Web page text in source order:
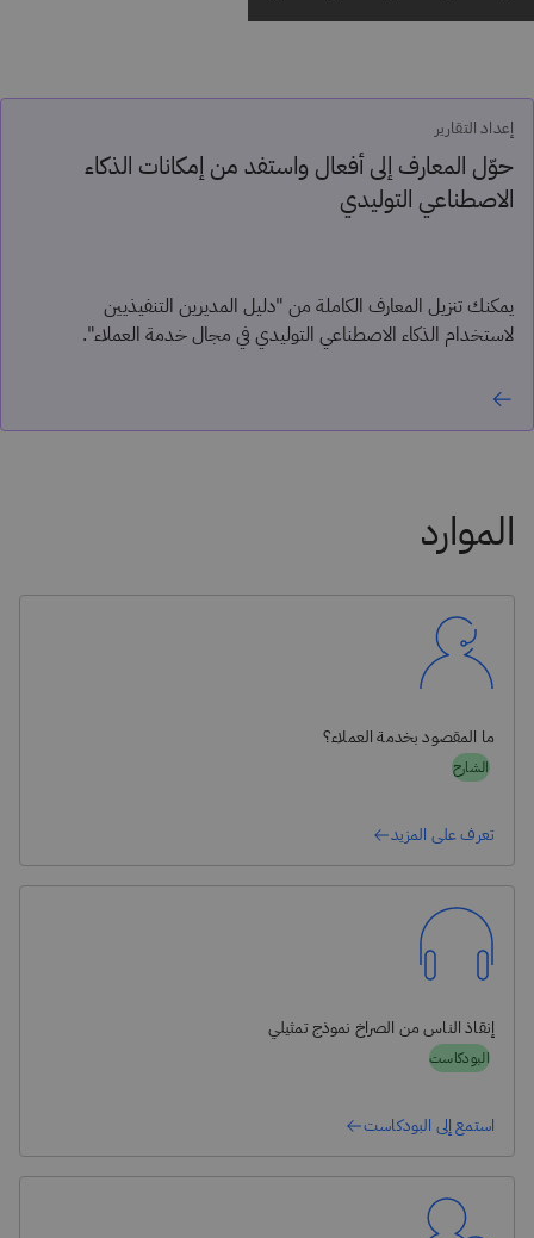
إعداد التقارير
حوّل المعارف إلى أفعال واستفد من إمكانات الذكاء
الاصطناعي التوليدي
يمكنك تنزيل المعارف الكاملة من "دليل المديرين التنفيذيين
لاستخدام الذكاء الاصطناعي التوليدي في مجال خدمة العملاء".
الموارد
ما المقصود بخدمة العملاء؟
الشارح
تعرف على المزيد
إنقاذ الناس من الصراخ نموذج تمثيلي
البودكاست
استمع إلى البودكاست